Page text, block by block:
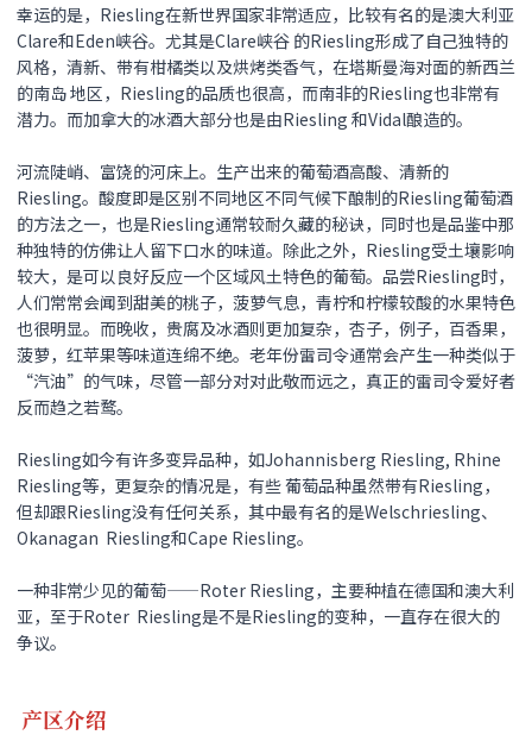
幸运的是，Riesling在新世界国家非常适应，比较有名的是澳大利亚
Clare和Eden峡谷。尤其是Clare峡谷 的Riesling形成了自己独特的
风格，清新、带有柑橘类以及烘烤类香气，在塔斯曼海对面的新西兰
的南岛 地区，Riesling的品质也很高，而南非的Riesling也非常有
潜力。而加拿大的冰酒大部分也是由Riesling 和Vidal酿造的。
河流陡峭、富饶的河床上。生产出来的葡萄酒高酸、清新的
Riesling。酸度即是区别不同地区不同气候下酿制的Riesling葡萄酒
的方法之一，也是Riesling通常较耐久藏的秘诀，同时也是品鉴中那
种独特的仿佛让人留下口水的味道。除此之外，Riesling受土壤影响
较大，是可以良好反应一个区域风土特色的葡萄。品尝Riesling时，
人们常常会闻到甜美的桃子，菠萝气息，青柠和柠檬较酸的水果特色
也很明显。而晚收，贵腐及冰酒则更加复杂，杏子，例子，百香果，
菠萝，红苹果等味道连绵不绝。老年份雷司令通常会产生一种类似于
“汽油”的气味，尽管一部分对对此敬而远之，真正的雷司令爱好者
反而趋之若鹜。
Riesling如今有许多变异品种，如Johannisberg Riesling, Rhine
Riesling等，更复杂的情况是，有些 葡萄品种虽然带有Riesling，
但却跟Riesling没有任何关系，其中最有名的是Welschriesling、
Okanagan Riesling和Cape Riesling。
一种非常少见的葡萄——Roter Riesling，主要种植在德国和澳大利
亚，至于Roter Riesling是不是Riesling的变种，一直存在很大的
争议。
产区介绍